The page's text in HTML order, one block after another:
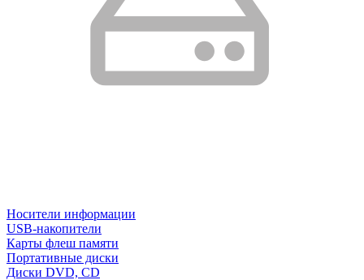
Носители информации
USB-накопители
Карты флеш памяти
Портативные диски
Диски DVD, CD